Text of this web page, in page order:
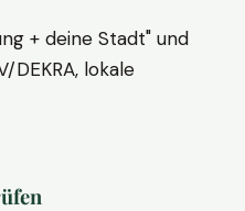
+ deine Stadt" und
DEKRA, lokale